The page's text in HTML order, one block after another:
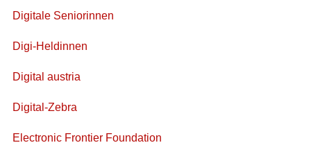
Digitale Seniorinnen
Digi-Heldinnen
Digital austria
Digital-Zebra
Electronic Frontier Foundation